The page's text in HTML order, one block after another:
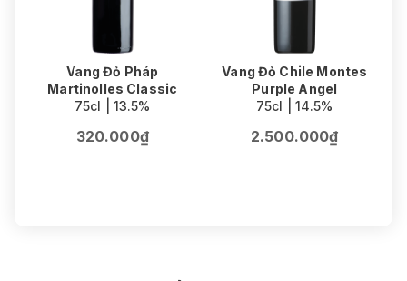
Vang Đỏ Pháp
Martinolles Classic
75cl | 13.5%
320.000₫
Vang Đỏ Chile Montes
Purple Angel
75cl | 14.5%
2.500.000₫